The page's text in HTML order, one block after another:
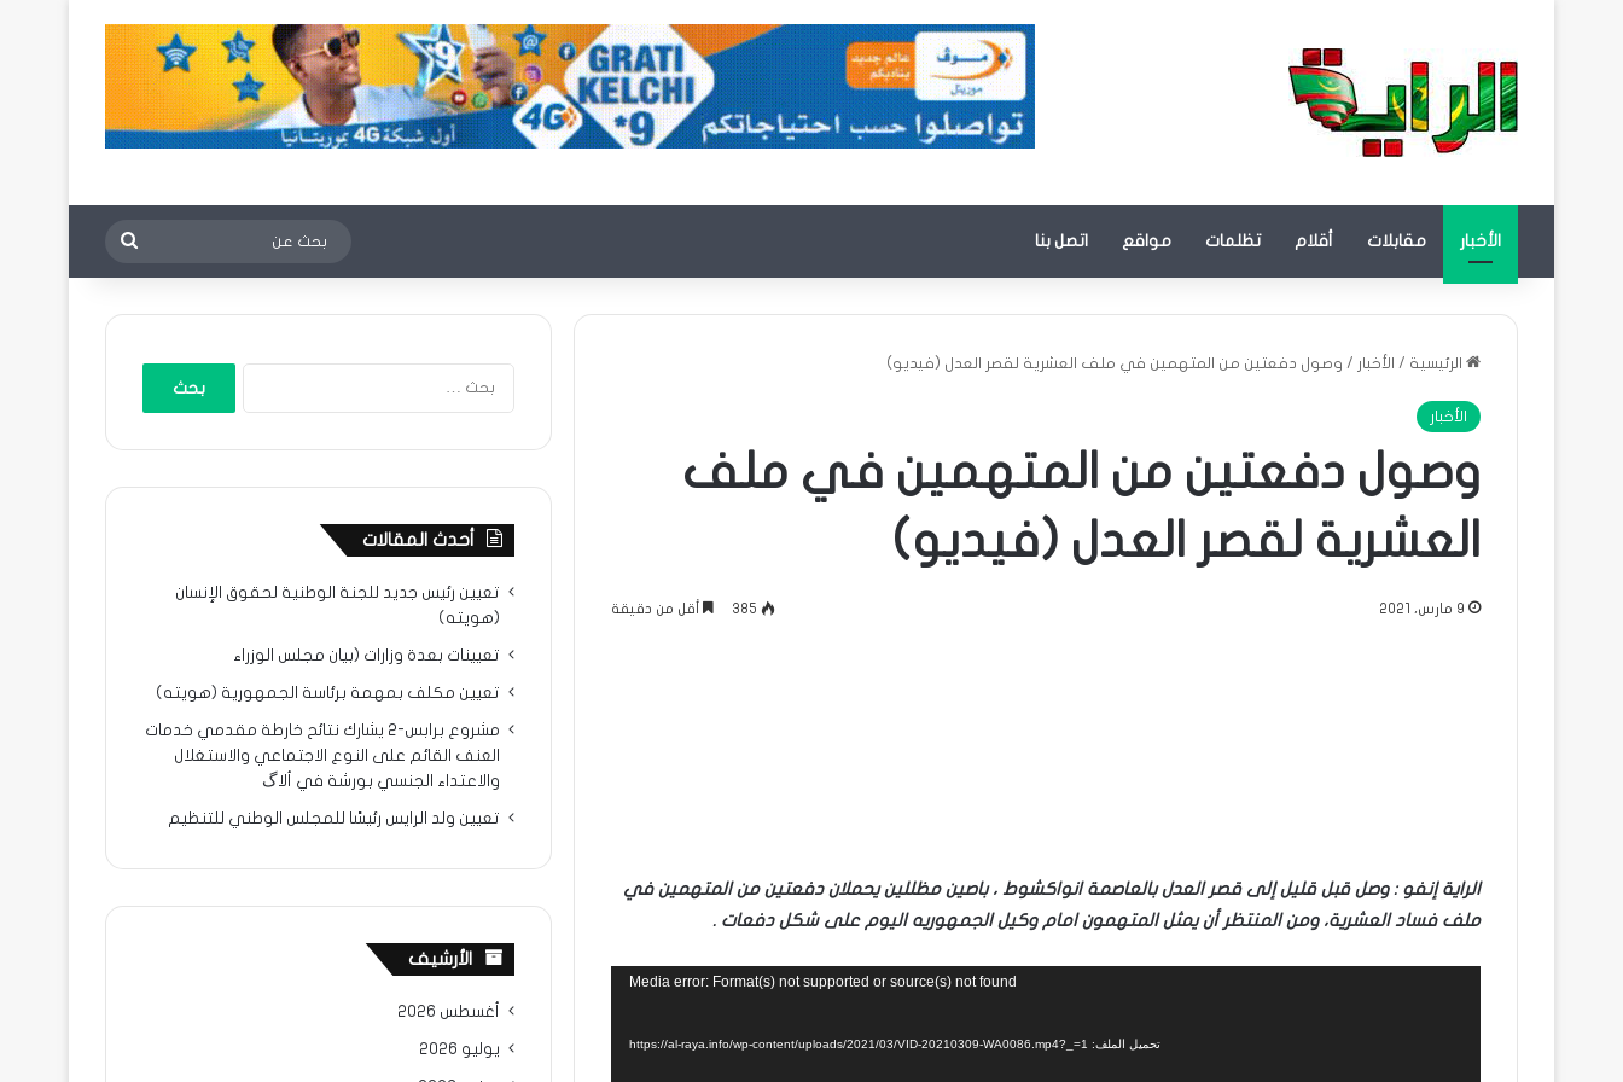
الأخبار مقابلات أقلام تظلمات مواقع اتصل بنا بحث
عن
الرئيسية / الأخبار / وصول دفعتين من المتهمين في ملف العشرية لقصر العدل (فيديو)
الأخبار
وصول دفعتين من المتهمين في ملف
العشرية لقصر العدل (فيديو)
9 مارس، 2021 385 أقل من دقيقة
الراية إنفو : وصل قبل قليل إلى قصر العدل بالعاصمة انواكشوط ، باصين مظللين يحملان دفعتين من المتهمين في
ملف فساد العشرية، ومن المنتظر أن يمثل المتهمون امام وكيل الجمهوريه اليوم على شكل دفعات .
Media error: Format(s) not supported or source(s) not found
تحميل الملف: https://al-raya.info/wp-content/uploads/2021/03/VID-20210309-WA0086.mp4?_=1
أحدث المقالات
تعيين رئيس جديد للجنة الوطنية لحقوق الإنسان
(هويته)
تعيينات بعدة وزارات (بيان مجلس الوزراء
تعيين مكلف بمهمة برئاسة الجمهورية (هويته)
مشروع برابس-2 يشارك نتائح خارطة مقدمي خدمات
العنف القائم على النوع الاجتماعي والاستغلال
والاعتداء الجنسي بورشة في ألاگ
تعيين ولد الرايس رئيسًا للمجلس الوطني للتنظيم
الأرشيف
أغسطس 2026
يوليو 2026